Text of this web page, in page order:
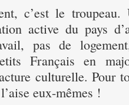
c’est le
active du pays
pas de
Français en
culturelle. Pour
eux-mêmes !